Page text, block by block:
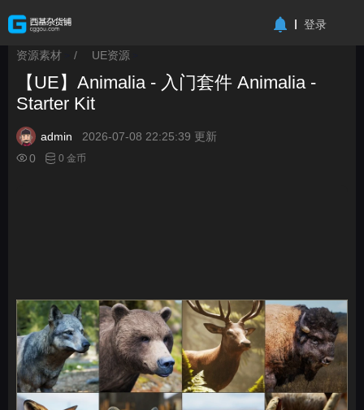
登录
资源素材 / UE资源
【UE】Animalia - 入门套件 Animalia -
Starter Kit
admin
2026-07-08 22:25:39 更新
0
0 金币